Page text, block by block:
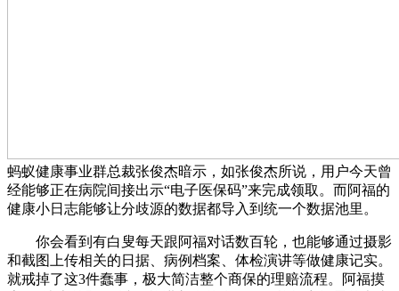
蚂蚁健康事业群总裁张俊杰暗示，如张俊杰所说，用户今天曾
经能够正在病院间接出示“电子医保码”来完成领取。而阿福的
健康小日志能够让分歧源的数据都导入到统一个数据池里。
你会看到有白叟每天跟阿福对话数百轮，也能够通过摄影
和截图上传相关的日据、病例档案、体检演讲等做健康记实。
就戒掉了这3件蠢事，极大简洁整个商保的理赔流程。阿福摸